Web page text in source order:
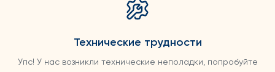
Технические трудности
Упс! У нас возникли технические неполадки, попробуйте